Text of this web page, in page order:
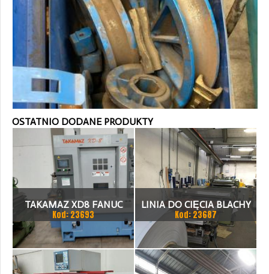
OSTATNIO DODANE PRODUKTY
TAKAMAZ XD8 FANUC
21ITA TOKARKA CNC
Kod: 23693
LINIA DO CIĘCIA BLACHY
1.500 X 1,5 (2,5) MM
Kod: 23687